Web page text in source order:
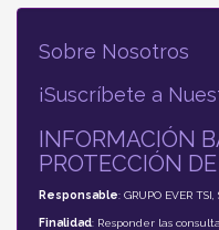
Sobre Nosotros
¡Suscríbete a
INFORMACIÓN
PROTECCIÓN
Responsable: GRUPO EVER TSI,
Finalidad: Responder las